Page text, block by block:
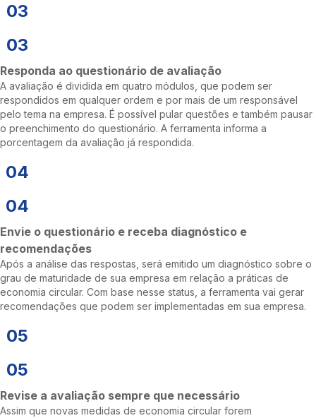
03
03
Responda ao questionário de avaliação
A avaliação é dividida em quatro módulos, que podem ser
respondidos em qualquer ordem e por mais de um responsável
pelo tema na empresa. É possível pular questões e também pausar
o preenchimento do questionário. A ferramenta informa a
porcentagem da avaliação já respondida.
04
04
Envie o questionário e receba diagnóstico e
recomendações
Após a análise das respostas, será emitido um diagnóstico sobre o
grau de maturidade de sua empresa em relação a práticas de
economia circular. Com base nesse status, a ferramenta vai gerar
recomendações que podem ser implementadas em sua empresa.
05
05
Revise a avaliação sempre que necessário
Assim que novas medidas de economia circular forem